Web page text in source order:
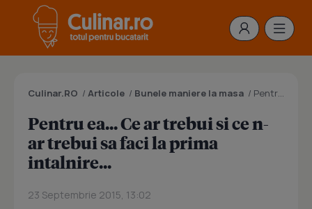
Culinar.RO / Articole / Bunele maniere la masa / Pentru ea... Ce ar trebui si ce n-ar trebui sa faci la prima intalnire...
Pentru ea... Ce ar trebui si ce n-
ar trebui sa faci la prima
intalnire...
23 Septembrie 2015, 13:02